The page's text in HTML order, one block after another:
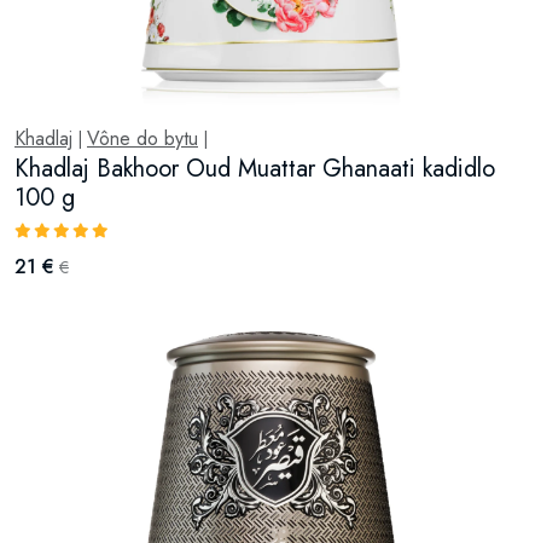
Khadlaj Vône do bytu
Khadlaj Bakhoor Oud Muattar Ghanaati kadidlo
100 g
21 € €